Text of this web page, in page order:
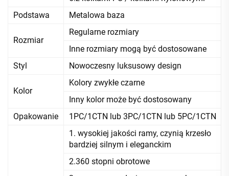
Podstawa
Metalowa baza
Rozmiar
Regularne rozmiary
Inne rozmiary mogą być dostosowane
Styl
Nowoczesny luksusowy design
Kolor
Kolory zwykłe czarne
Inny kolor może być dostosowany
Opakowanie
1PC/1CTN lub 3PC/1CTN lub 5PC/1CTN
1. wysokiej jakości ramy, czynią krzesło
bardziej silnym i eleganckim
2.360 stopni obrotowe